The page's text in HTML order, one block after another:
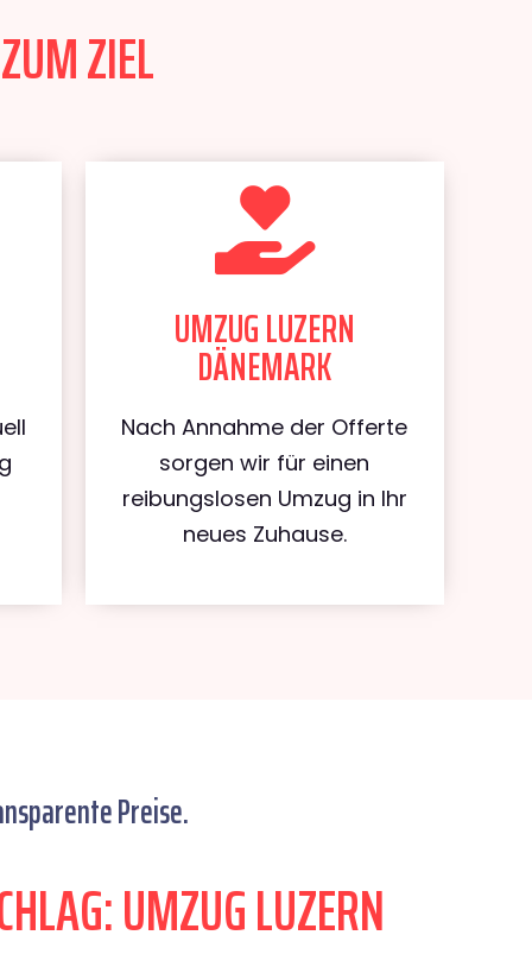
ZIEL
UMZUG LUZERN
DÄNEMARK
Nach Annahme der Offerte
sorgen wir für einen
reibungslosen Umzug in Ihr
neues Zuhause.
Preise.
UMZUG LUZERN